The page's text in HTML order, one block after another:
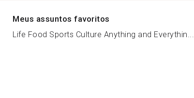
Meus assuntos favoritos
Life Food Sports Culture Anything and Everythin...